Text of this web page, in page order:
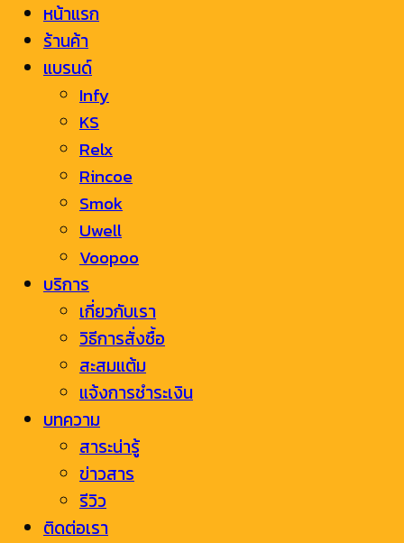
หน้าแรก
ร้านค้า
แบรนด์
Infy
KS
Relx
Rincoe
Smok
Uwell
Voopoo
บริการ
เกี่ยวกับเรา
วิธีการสั่งซื้อ
สะสมแต้ม
แจ้งการชำระเงิน
บทความ
สาระน่ารู้
ข่าวสาร
รีวิว
ติดต่อเรา